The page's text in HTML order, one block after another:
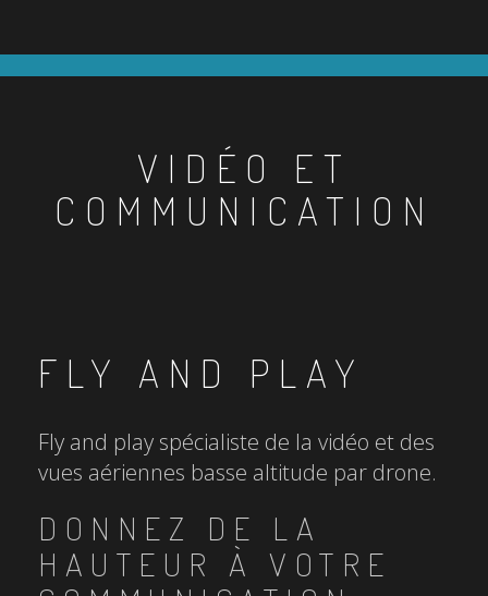
VIDÉO ET
COMMUNICATION
FLY AND PLAY
Fly and play spécialiste de la vidéo et des
vues aériennes basse altitude par drone.
DONNEZ DE LA
HAUTEUR À VOTRE